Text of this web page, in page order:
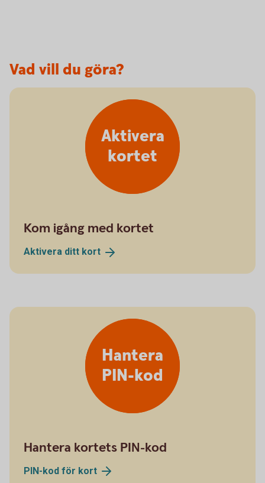
Vad vill du göra?
Aktivera
kortet
Kom igång med kortet
Aktivera ditt kort
Hantera
PIN-kod
Hantera kortets PIN-kod
PIN-kod för kort